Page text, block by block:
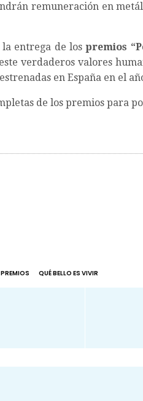
remuneración en
la entrega de lospremios
verdaderos valores
en España en el
de los premios para
PREMIOS QUÉ BELLO ES VIVIR